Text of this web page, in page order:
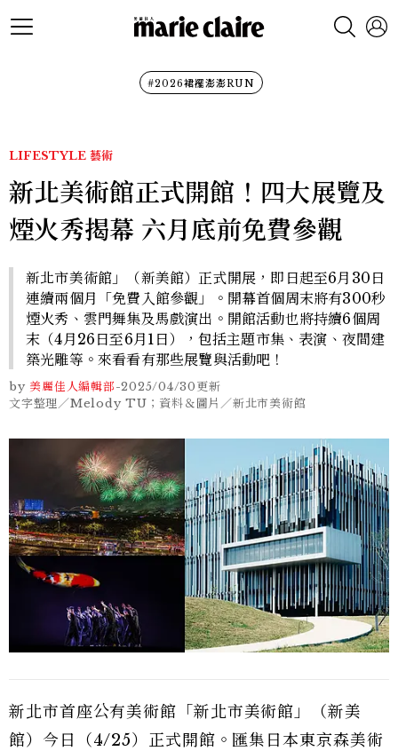
#2026裙襬澎澎RUN
LIFESTYLE 藝術
新北美術館正式開館！四大展覽及
煙火秀揭幕 六月底前免費參觀
新北市美術館」（新美館）正式開展，即日起至6月30日
連續兩個月「免費入館參觀」。開幕首個周末將有300秒
煙火秀、雲門舞集及馬戲演出。開館活動也將持續6個周
末（4月26日至6月1日），包括主題市集、表演、夜間建
築光雕等。來看看有那些展覽與活動吧！
by 美麗佳人編輯部-2025/04/30更新
文字整理／Melody TU；資料＆圖片／新北市美術館
新北市首座公有美術館「新北市美術館」（新美
館）今日（4/25）正式開館。匯集日本東京森美術